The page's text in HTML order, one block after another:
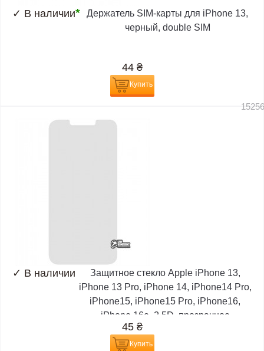
✓ В наличии*
Держатель SIM-карты для iPhone 13,
черный, double SIM
44 ₴
Купить
✓ В наличии
Защитное стекло Apple iPhone 13,
iPhone 13 Pro, iPhone 14, iPhone14 Pro,
iPhone15, iPhone15 Pro, iPhone16,
iPhone 16e. 2.5D, прозрачное
45 ₴
Купить